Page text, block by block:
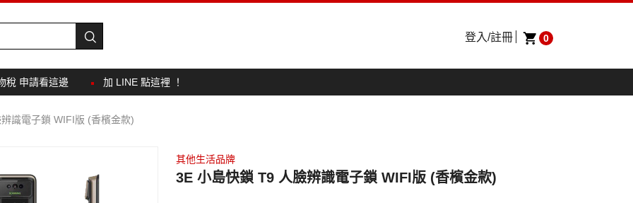
0
登入/註冊
稅 申請看這邊 加 LINE 點這裡 ！
識電子鎖 WIFI版 (香檳金款)
其他生活品牌
3E 小島快鎖 T9 人臉辨識電子鎖 WIFI版 (香檳金款)